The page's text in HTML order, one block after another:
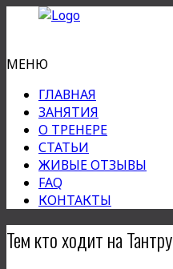
МЕНЮ
ГЛАВНАЯ
ЗАНЯТИЯ
О ТРЕНЕРЕ
СТАТЬИ
ЖИВЫЕ ОТЗЫВЫ
FAQ
КОНТАКТЫ
Тем кто ходит на